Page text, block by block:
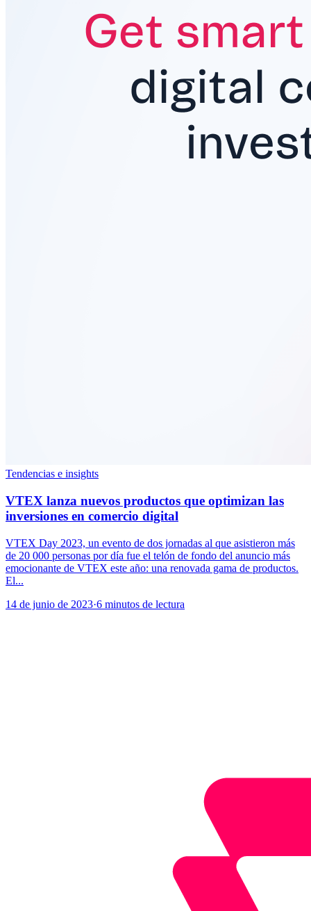
Tendencias e insights
VTEX lanza nuevos productos que optimizan las
inversiones en comercio digital
VTEX Day 2023, un evento de dos jornadas al que asistieron más
de 20 000 personas por día fue el telón de fondo del anuncio más
emocionante de VTEX este año: una renovada gama de productos.
El...
14 de junio de 2023·6 minutos de lectura